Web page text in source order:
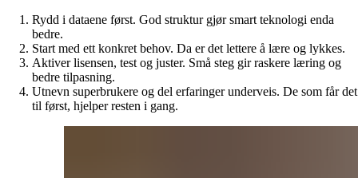
Rydd i dataene først. God struktur gjør smart teknologi enda
bedre.
Start med ett konkret behov. Da er det lettere å lære og lykkes.
Aktiver lisensen, test og juster. Små steg gir raskere læring og
bedre tilpasning.
Utnevn superbrukere og del erfaringer underveis. De som får det
til først, hjelper resten i gang.